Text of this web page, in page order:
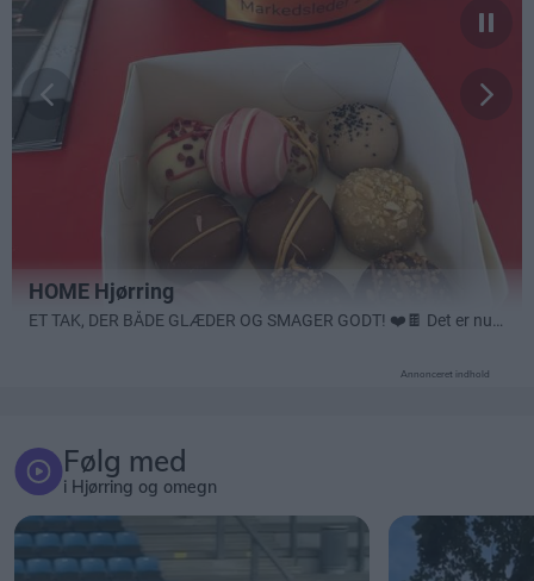
Annonceret indhold
Følg med
i Hjørring og omegn